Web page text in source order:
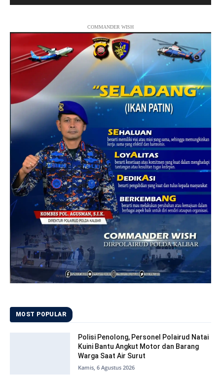
COMMANDER WISH
MOST POPULAR
Polisi Penolong, Personel Polairud Natai
Kuini Bantu Angkut Motor dan Barang
Warga Saat Air Surut
Kamis, 6 Agustus 2026